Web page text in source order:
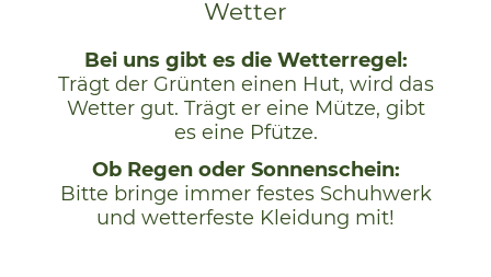
Wetter
Bei uns gibt es die Wetterregel:
Trägt der Grünten einen Hut, wird das
Wetter gut. Trägt er eine Mütze, gibt
es eine Pfütze.
Ob Regen oder Sonnenschein:
Bitte bringe immer festes Schuhwerk
und wetterfeste Kleidung mit!